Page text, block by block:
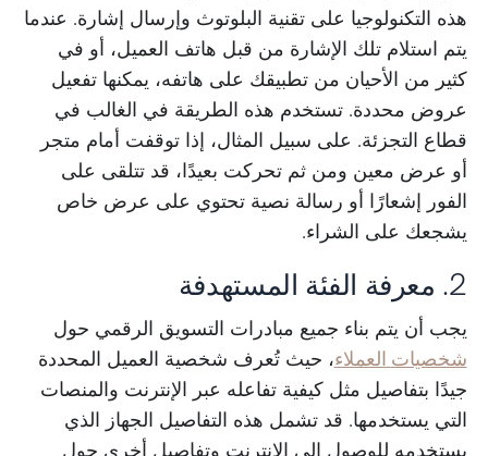
هذه التكنولوجيا على تقنية البلوتوث وإرسال إشارة. عندما
يتم استلام تلك الإشارة من قبل هاتف العميل، أو في
كثير من الأحيان من تطبيقك على هاتفه، يمكنها تفعيل
عروض محددة. تستخدم هذه الطريقة في الغالب في
قطاع التجزئة. على سبيل المثال، إذا توقفت أمام متجر
أو عرض معين ومن ثم تحركت بعيدًا، قد تتلقى على
الفور إشعارًا أو رسالة نصية تحتوي على عرض خاص
يشجعك على الشراء.
2. معرفة الفئة المستهدفة
يجب أن يتم بناء جميع مبادرات التسويق الرقمي حول
شخصيات العملاء، حيث تُعرف شخصية العميل المحددة
جيدًا بتفاصيل مثل كيفية تفاعله عبر الإنترنت والمنصات
التي يستخدمها. قد تشمل هذه التفاصيل الجهاز الذي
يستخدمه للوصول إلى الإنترنت وتفاصيل أخرى حول